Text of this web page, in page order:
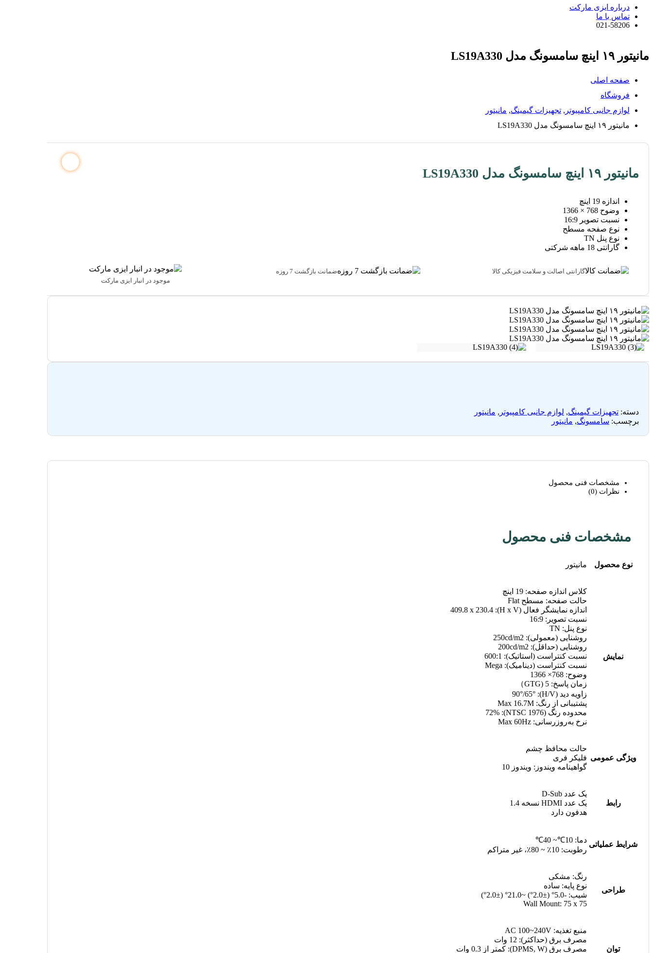
درباره ایزی مارکت
تماس با ما
021-58206
مانیتور ۱۹ اینچ سامسونگ مدل LS19A330
صفحه اصلی
فروشگاه
لوازم جانبی کامپیوتر , تجهیزات گیمینگ, مانیتور
مانیتور ۱۹ اینچ سامسونگ مدل LS19A330
مانیتور ۱۹ اینچ سامسونگ مدل LS19A330
اندازه 19 اینچ
وضوح 768 × 1366
نسبت تصویر 16:9
نوع صفحه مسطح
نوع پنل TN
گارانتی 18 ماهه شرکتی
گارانتی اصالت و سلامت فیزیکی کالا
ضمانت بازگشت 7 روزه
موجود در انبار ایزی مارکت
دسته: تجهیزات گیمینگ, لوازم جانبی کامپیوتر , مانیتور
برچسب: سامسونگ, مانیتور
مشخصات فنی محصول
نظرات (0)
مشخصات فنی محصول
نوع محصول مانیتور
نمایش
کلاس اندازه صفحه: 19 اینچ
حالت صفحه: مسطح Flat
اندازه نمایشگر فعال (H x V): 409.8 x 230.4
نسبت تصویر: 16:9
نوع پنل: TN
روشنایی (معمولی): 250cd/m2
روشنایی (حداقل): 200cd/m2
نسبت کنتراست (استاتیک): 600:1
نسبت کنتراست (دینامیک): Mega
وضوح: 768× 1366
زمان پاسخ: 5 (GTG）
زاویه دید (H/V): 90°/65°
پشتیبانی از رنگ: Max 16.7M
محدوده رنگ (NTSC 1976): 72%
نرخ به‌روزرسانی: Max 60Hz
ویژگی عمومی
حالت محافظ چشم
فلیکر فری
گواهینامه ویندوز: ویندوز 10
رابط
یک عدد D-Sub
یک عدد HDMI نسخه 1.4
هدفون دارد
شرایط عملیاتی
دما: 10℃~ 40℃
رطوبت: 10٪ ~ 80٪، غیر متراکم
طراحی
رنگ: مشکی
نوع پایه: ساده
شیب: -5.0° (±2.0°) ~21.0° (±2.0°)
Wall Mount: 75 x 75
توان
منبع تغذیه: AC 100~240V
مصرف برق (حداکثر): 12 وات
مصرف برق (DPMS, W): کمتر از 0.3 وات